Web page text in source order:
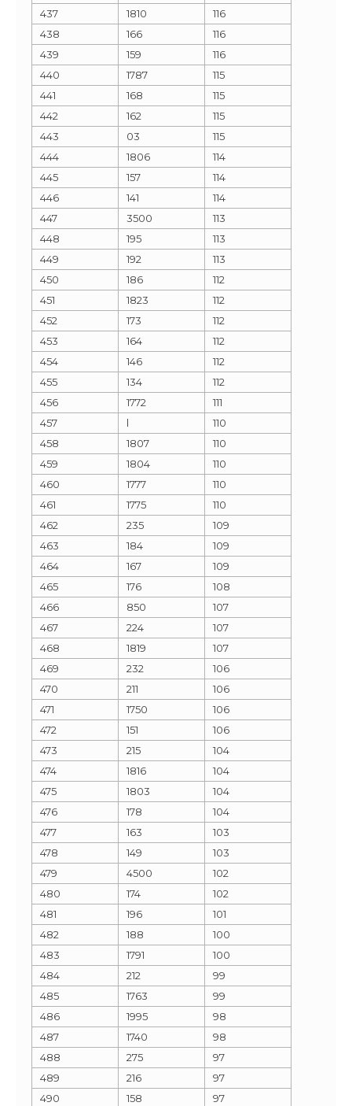
437 1810
116
438
166
116
439
159
116
440
1787
115
441
168
115
442
162
115
443
03
115
444
1806
114
445
157
114
446
141
114
447
3500
113
448
195
113
449
192
113
450
186
112
451
1823
112
452
173
112
453
164
112
454
146
112
455
134
112
456
1772
111
457
l
110
458
1807
110
459
1804
110
460
1777
110
461
1775
110
462
235
109
463
184
109
464
167
109
465
176
108
466
850
107
467
224
107
468
1819
107
469
232
106
470
211
106
471
1750
106
472
151
106
473
215
104
474
1816
104
475
1803
104
476
178
104
477
163
103
478
149
103
479
4500
102
480
174
102
481
196
101
482
188
100
483
1791
100
484
212
99
485
1763
99
486
1995
98
487
1740
98
488
275
97
489
216
97
490
158
97